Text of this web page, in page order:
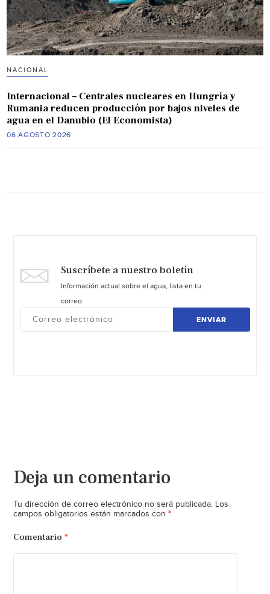
NACIONAL
Internacional – Centrales nucleares en Hungría y
Rumania reducen producción por bajos niveles de
agua en el Danubio (El Economista)
06 AGOSTO 2026
Suscríbete a nuestro boletín
Información actual sobre el agua, lista en tu
correo.
ENVIAR
Deja un comentario
Tu dirección de correo electrónico no será publicada. Los
campos obligatorios están marcados con *
Comentario *